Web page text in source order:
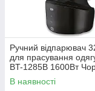
Ручний відпарювач
для прасування
BT-1285В 1600Вт
В наявності